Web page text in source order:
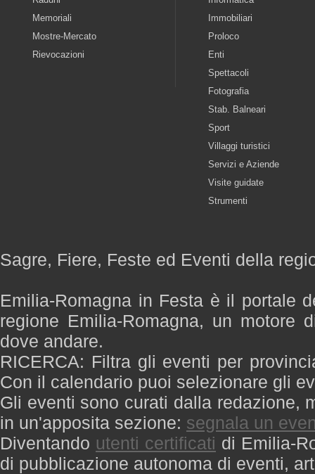
Memoriali
Mostre-Mercato
Rievocazioni
Immobiliari
Proloco
Enti
Spettacoli
Fotografia
Stab. Balneari
Sport
Villaggi turistici
Servizi e Aziende
Visite guidate
Strumenti
Sagre, Fiere, Feste ed Eventi della
Emilia-Romagna in Festa è il portale
regione Emilia-Romagna, un motore
dove andare.
RICERCA: Filtra gli eventi per
Con il calendario puoi selezionare gli
Gli eventi sono curati dalla redazione,
in un'apposita sezione: segnala un
Diventando utenti certificati di Emilia-
di pubblicazione autonoma di eventi,